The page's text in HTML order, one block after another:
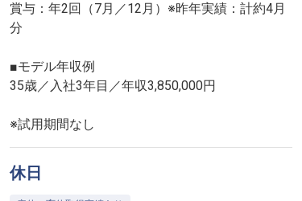
賞与：年2回（7月／12月）※昨年実績：計約4月
分
■モデル年収例
35歳／入社3年目／年収3,850,000円
※試用期間なし
休日